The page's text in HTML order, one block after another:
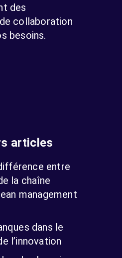
des
collaboration
besoins.
articles
entre
la chaîne
management
dans le
l’innovation